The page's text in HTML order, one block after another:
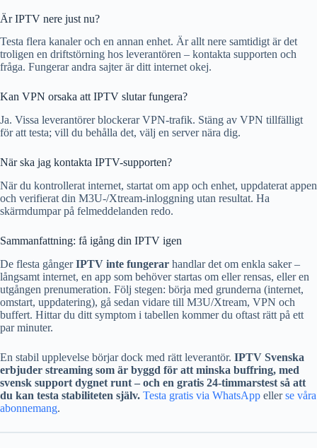
Är IPTV nere just nu?
Testa flera kanaler och en annan enhet. Är allt nere samtidigt är det
troligen en driftstörning hos leverantören – kontakta supporten och
fråga. Fungerar andra sajter är ditt internet okej.
Kan VPN orsaka att IPTV slutar fungera?
Ja. Vissa leverantörer blockerar VPN-trafik. Stäng av VPN tillfälligt
för att testa; vill du behålla det, välj en server nära dig.
När ska jag kontakta IPTV-supporten?
När du kontrollerat internet, startat om app och enhet, uppdaterat appen
och verifierat din M3U-/Xtream-inloggning utan resultat. Ha
skärmdumpar på felmeddelanden redo.
Sammanfattning: få igång din IPTV igen
De flesta gångerIPTV inte fungerar handlar det om enkla saker –
långsamt internet, en app som behöver startas om eller rensas, eller en
utgången prenumeration. Följ stegen: börja med grunderna (internet,
omstart, uppdatering), gå sedan vidare till M3U/Xtream, VPN och
buffert. Hittar du ditt symptom i tabellen kommer du oftast rätt på ett
par minuter.
En stabil upplevelse börjar dock med rätt leverantör. IPTV Svenska
erbjuder streaming som är byggd för att minska buffring, med
svensk support dygnet runt – och en gratis 24-timmarstest så att
du kan testa stabiliteten själv. Testa gratis via WhatsApp ellerse våra
abonnemang.